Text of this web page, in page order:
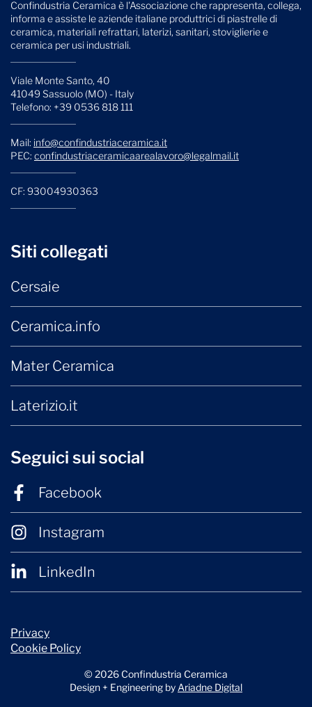
Confindustria Ceramica è l'Associazione che rappresenta, collega,
informa e assiste le aziende italiane produttrici di piastrelle di
ceramica, materiali refrattari, laterizi, sanitari, stoviglierie e
ceramica per usi industriali.
Viale Monte Santo, 40
41049 Sassuolo (MO) - Italy
Telefono: +39 0536 818 111
Mail: info@confindustriaceramica.it
PEC: confindustriaceramicaarealavoro@legalmail.it
CF: 93004930363
Siti collegati
Cersaie
Ceramica.info
Mater Ceramica
Laterizio.it
Seguici sui social
Facebook
Instagram
LinkedIn
Privacy
Cookie Policy
© 2026 Confindustria Ceramica
Design + Engineering by Ariadne Digital